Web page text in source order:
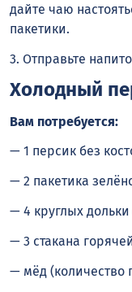
дайте чаю
пакетики.
3. Отправьте
Холодный
Вам потребуется:
— 1 персик без
— 2 пакетика
— 4 круглых
— 3 стакана
— мёд (количество